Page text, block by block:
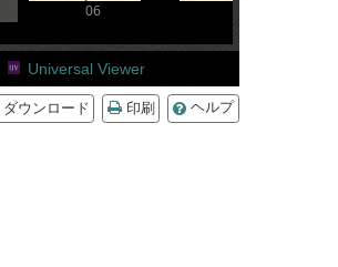
06
Universal Viewer
ダウンロード 印刷 ヘルプ